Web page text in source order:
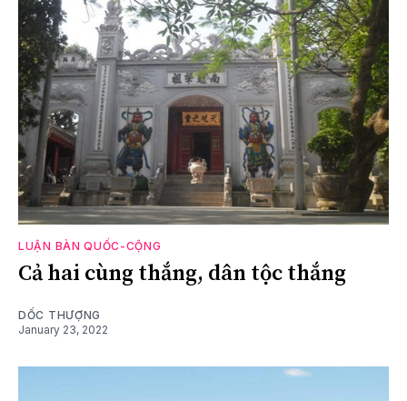
LUẬN BÀN QUỐC-CỘNG
Cả hai cùng thắng, dân tộc thắng
DỐC THƯỢNG
January 23, 2022